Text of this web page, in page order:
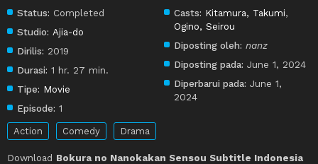
Status: Completed
Studio: Ajia-do
Dirilis: 2019
Durasi: 1 hr. 27 min.
Tipe: Movie
Episode: 1
Casts: Kitamura, Takumi,
Ogino, Seirou
Diposting oleh: nanz
Diposting pada: June 1, 2024
Diperbarui pada: June 1,
2024
Action Comedy Drama
Download Bokura no Nanokakan Sensou Subtitle Indonesia